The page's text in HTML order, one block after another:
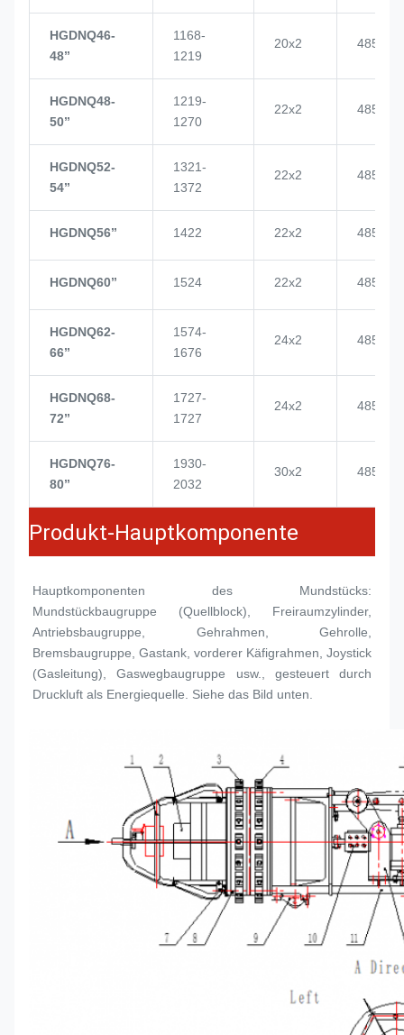
HGDNQ46-
48’’
1168-
1219
20x2 4855
HGDNQ48-
50’’
1219-
1270
22x2 4855
HGDNQ52-
54’’
1321-
1372
22x2 4855
HGDNQ56’’ 1422 22x2 4855
HGDNQ60’’ 1524 22x2 4855
HGDNQ62-
66’’
1574-
1676
24x2 4855
HGDNQ68-
72’’
1727-
1727
24x2 4855
HGDNQ76-
80’’
1930-
2032
30x2 4855
Produkt-Hauptkomponente
Hauptkomponenten des Mundstücks:
Mundstückbaugruppe (Quellblock), Freiraumzylinder,
Antriebsbaugruppe, Gehrahmen, Gehrolle,
Bremsbaugruppe, Gastank, vorderer Käfigrahmen, Joystick
(Gasleitung), Gaswegbaugruppe usw., gesteuert durch
Druckluft als Energiequelle. Siehe das Bild unten.